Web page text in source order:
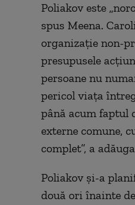
Poliakov este
spus Meena.
organizație non-
presupusele
persoane nu
pericol viața
până acum faptul
externe comune,
complet”, a
Poliakov și-a
două ori înainte